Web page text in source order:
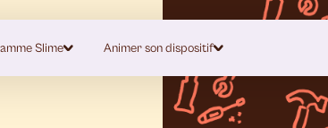
Slime Animer son dispositif